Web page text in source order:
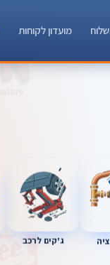
מועדון לקוחות
ג'קים לרכב